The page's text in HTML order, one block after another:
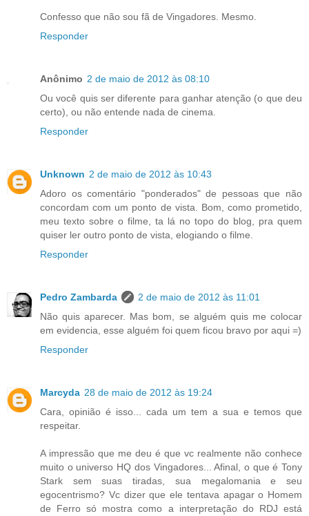
Confesso que não sou fã de Vingadores. Mesmo.
Responder
Anônimo 2 de maio de 2012 às 08:10
Ou você quis ser diferente para ganhar atenção (o que deu
certo), ou não entende nada de cinema.
Responder
Unknown 2 de maio de 2012 às 10:43
Adoro os comentário "ponderados" de pessoas que não
concordam com um ponto de vista. Bom, como prometido,
meu texto sobre o filme, ta lá no topo do blog, pra quem
quiser ler outro ponto de vista, elogiando o filme.
Responder
Pedro Zambarda
2 de maio de 2012 às 11:01
Não quis aparecer. Mas bom, se alguém quis me colocar
em evidencia, esse alguém foi quem ficou bravo por aqui =)
Responder
Marcyda 28 de maio de 2012 às 19:24
Cara, opinião é isso... cada um tem a sua e temos que
respeitar.
A impressão que me deu é que vc realmente não conhece
muito o universo HQ dos Vingadores... Afinal, o que é Tony
Stark sem suas tiradas, sua megalomania e seu
egocentrismo? Vc dizer que ele tentava apagar o Homem
de Ferro só mostra como a interpretação do RDJ está